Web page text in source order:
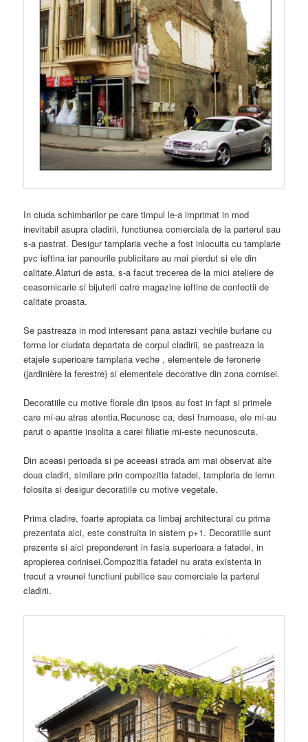
In ciuda schimbarilor pe care timpul le-a imprimat in mod
inevitabil asupra cladirii, functiunea comerciala de la parterul sau
s-a pastrat. Desigur tamplaria veche a fost inlocuita cu tamplarie
pvc ieftina iar panourile publicitare au mai pierdut si ele din
calitate.Alaturi de asta, s-a facut trecerea de la mici ateliere de
ceasornicarie si bijuterii catre magazine ieftine de confectii de
calitate proasta.
Se pastreaza in mod interesant pana astazi vechile burlane cu
forma lor ciudata departata de corpul cladirii, se pastreaza la
etajele superioare tamplaria veche , elementele de feronerie
(jardinière la ferestre) si elementele decorative din zona cornisei.
Decoratiile cu motive florale din ipsos au fost in fapt si primele
care mi-au atras atentia.Recunosc ca, desi frumoase, ele mi-au
parut o aparitie insolita a carei filiatie mi-este necunoscuta.
Din aceasi perioada si pe aceeasi strada am mai observat alte
doua cladiri, similare prin compozitia fatadei, tamplaria de lemn
folosita si desigur decoratiile cu motive vegetale.
Prima cladire, foarte apropiata ca limbaj architectural cu prima
prezentata aici, este construita in sistem p+1. Decoratiile sunt
prezente si aici preponderent in fasia superioara a fatadei, in
apropierea corinisei.Compozitia fatadei nu arata existenta in
trecut a vreunei functiuni pubilice sau comerciale la parterul
cladirii.